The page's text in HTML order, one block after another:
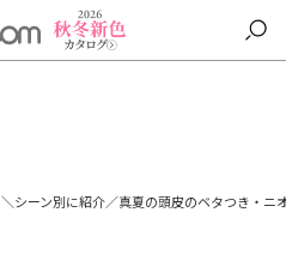
＼シーン別に紹介／真夏の頭皮のベタつき・